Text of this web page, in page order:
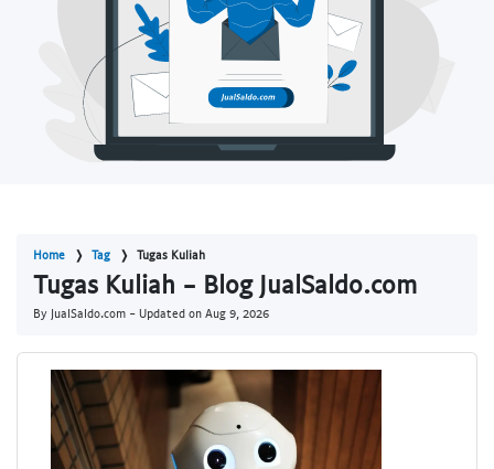
Home Tag Tugas Kuliah
Tugas Kuliah - Blog JualSaldo.com
By JualSaldo.com - Updated on Aug 9, 2026